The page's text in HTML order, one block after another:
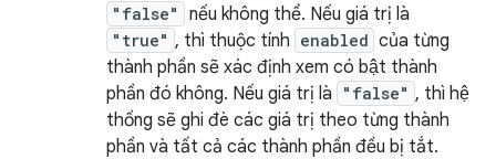
"false" nếu không thể. Nếu giá trị là
"true" , thì thuộc tính enabled của từng
thành phần sẽ xác định xem có bật thành
phần đó không. Nếu giá trị là
"false" , thì hệ
thống sẽ ghi đè các giá trị theo từng thành
phần và tất cả các thành phần đều bị tắt.